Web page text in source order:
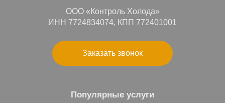
ООО «Контроль Холода»
ИНН 7724834074, КПП 772401001
Заказать звонок
Популярные услуги